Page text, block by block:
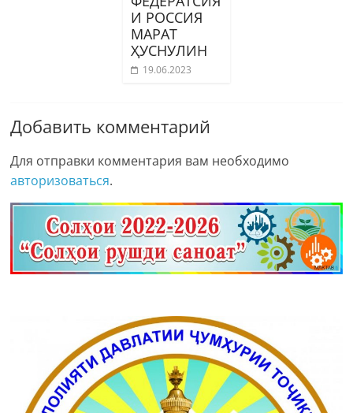
И РОССИЯ
МАРАТ
ҲУСНУЛИН
19.06.2023
Добавить комментарий
Для отправки комментария вам необходимо
авторизоваться.